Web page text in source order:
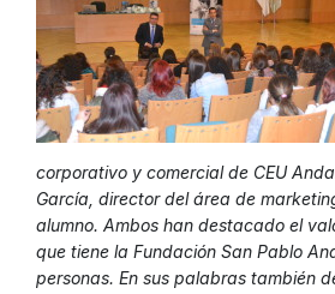
corporativo y comercial de CEU
García, director del área de
alumno. Ambos han destacado el
que tiene la Fundación San Pablo
personas. En sus palabras también